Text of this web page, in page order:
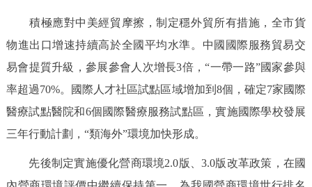
積極應對中美經貿摩擦，制定穩外貿所有措施，全市貨
物進出口增速持續高於全國平均水準。中國國際服務貿易交
易會提質升級，參展參會人次增長3倍，“一帶一路”國家參與
率超過70%。國際人才社區試點區域增加到8個，確定7家國際
醫療試點醫院和6個國際醫療服務試點區，實施國際學校發展
三年行動計劃，“類海外”環境加快形成。
先後制定實施優化營商環境2.0版、3.0版改革政策，在國